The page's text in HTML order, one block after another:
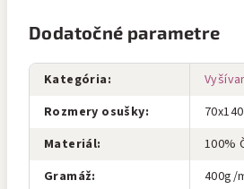
Dodatočné parametre
Kategória:
Rozmery osušky:
Materiál:
100%
Gramáž:
400g/